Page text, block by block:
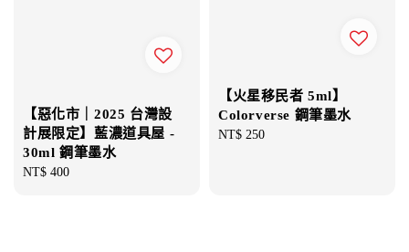
【惡化市｜2025 台灣設
計展限定】藍濃道具屋 -
30ml 鋼筆墨水
Regular
NT$ 400
【火星移民者 5ml】
Colorverse 鋼筆墨水
Regular
NT$ 250